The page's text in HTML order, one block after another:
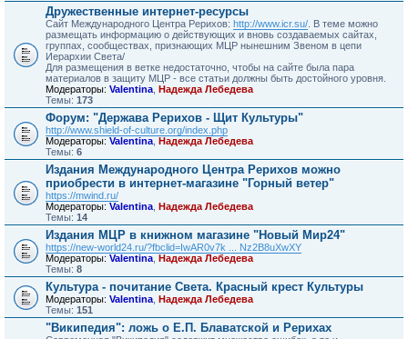
Дружественные интернет-ресурсы
Сайт Международного Центра Рерихов: http://www.icr.su/ . В теме можно
размещать информацию о действующих и вновь создаваемых сайтах,
группах, сообществах, признающих МЦР нынешним Звеном в цепи
Иерархии Света/
Для размещения в ветке недостаточно, чтобы на сайте была пара
материалов в защиту МЦР - все статьи должны быть достойного уровня.
Модераторы: Valentina Надежда Лебедева
Темы: 173
Форум: "Держава Рерихов - Щит Культуры"
http://www.shield-of-culture.org/index.php
Модераторы: Valentina Надежда Лебедева
Темы: 6
Издания Международного Центра Рерихов можно
приобрести в интернет-магазине "Горный ветер"
https://mwind.ru/
Модераторы: Valentina Надежда Лебедева
Темы: 14
Издания МЦР в книжном магазине "Новый Мир24"
https://new-world24.ru/?fbclid=IwAR0v7k ... Nz2B8uXwXY
Модераторы: Valentina Надежда Лебедева
Темы: 8
Культура - почитание Света. Красный крест Культуры
Модераторы: Valentina Надежда Лебедева
Темы: 151
"Википедия": ложь о Е.П. Блаватской и Рерихах